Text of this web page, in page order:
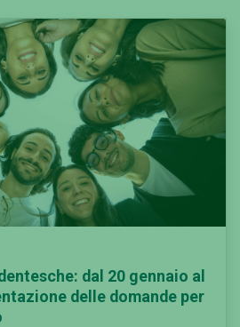
dal 20 gennaio al
delle domande per